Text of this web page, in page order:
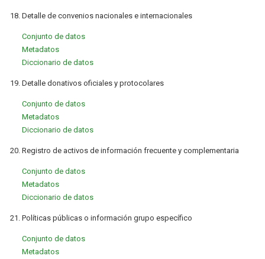
18. Detalle de convenios nacionales e internacionales
Conjunto de datos
Metadatos
Diccionario de datos
19. Detalle donativos oficiales y protocolares
Conjunto de datos
Metadatos
Diccionario de datos
20. Registro de activos de información frecuente y complementaria
Conjunto de datos
Metadatos
Diccionario de datos
21. Políticas públicas o información grupo específico
Conjunto de datos
Metadatos